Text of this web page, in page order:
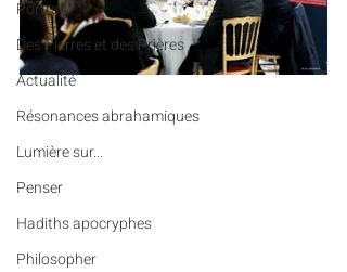
Portrait
Des Pierres et des Prières
Actualité
Résonances abrahamiques
Lumière sur...
Penser
Hadiths apocryphes
Philosopher